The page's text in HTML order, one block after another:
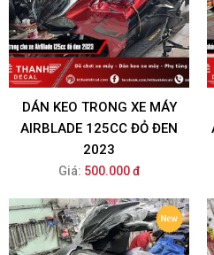
DÁN KEO TRONG XE MÁY
AIRBLADE 125CC ĐỎ ĐEN
2023
Giá: 500.000 đ